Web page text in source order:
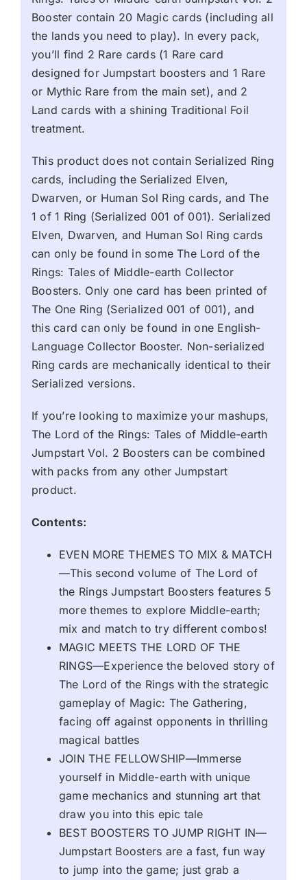
Booster contain 20 Magic cards (including all
the lands you need to play). In every pack,
you’ll find 2 Rare cards (1 Rare card
designed for Jumpstart boosters and 1 Rare
or Mythic Rare from the main set), and 2
Land cards with a shining Traditional Foil
treatment.
This product does not contain Serialized Ring
cards, including the Serialized Elven,
Dwarven, or Human Sol Ring cards, and The
1 of 1 Ring (Serialized 001 of 001). Serialized
Elven, Dwarven, and Human Sol Ring cards
can only be found in some The Lord of the
Rings: Tales of Middle-earth Collector
Boosters. Only one card has been printed of
The One Ring (Serialized 001 of 001), and
this card can only be found in one English-
Language Collector Booster. Non-serialized
Ring cards are mechanically identical to their
Serialized versions.
If you’re looking to maximize your mashups,
The Lord of the Rings: Tales of Middle-earth
Jumpstart Vol. 2 Boosters can be combined
with packs from any other Jumpstart
product.
Contents:
EVEN MORE THEMES TO MIX & MATCH
—This second volume of The Lord of
the Rings Jumpstart Boosters features 5
more themes to explore Middle-earth;
mix and match to try different combos!
MAGIC MEETS THE LORD OF THE
RINGS—Experience the beloved story of
The Lord of the Rings with the strategic
gameplay of Magic: The Gathering,
facing off against opponents in thrilling
magical battles
JOIN THE FELLOWSHIP—Immerse
yourself in Middle-earth with unique
game mechanics and stunning art that
draw you into this epic tale
BEST BOOSTERS TO JUMP RIGHT IN—
Jumpstart Boosters are a fast, fun way
to jump into the game; just grab a